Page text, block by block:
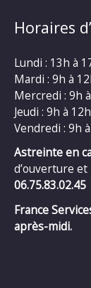
Horaires
Lundi : 13h à
Mardi : 9h à
Mercredi : 9h
Jeudi : 9h à 12h
Vendredi : 9h
Astreinte en
d’ouverture
06.75.83.02.45
France
après-midi.